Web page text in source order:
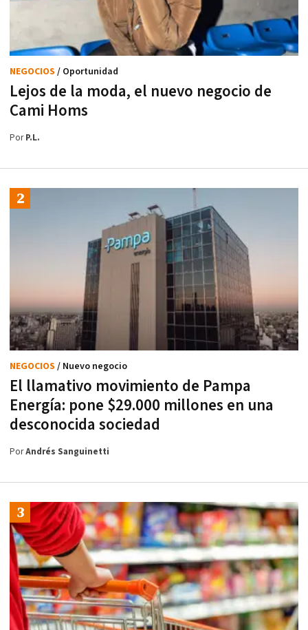
Lejos de la moda, el nuevo negocio de
Cami Homs
NEGOCIOS / Oportunidad
PorP.L.
El llamativo movimiento de Pampa
Energía: pone $29.000 millones en una
desconocida sociedad
NEGOCIOS / Nuevo negocio
PorAndrés Sanguinetti